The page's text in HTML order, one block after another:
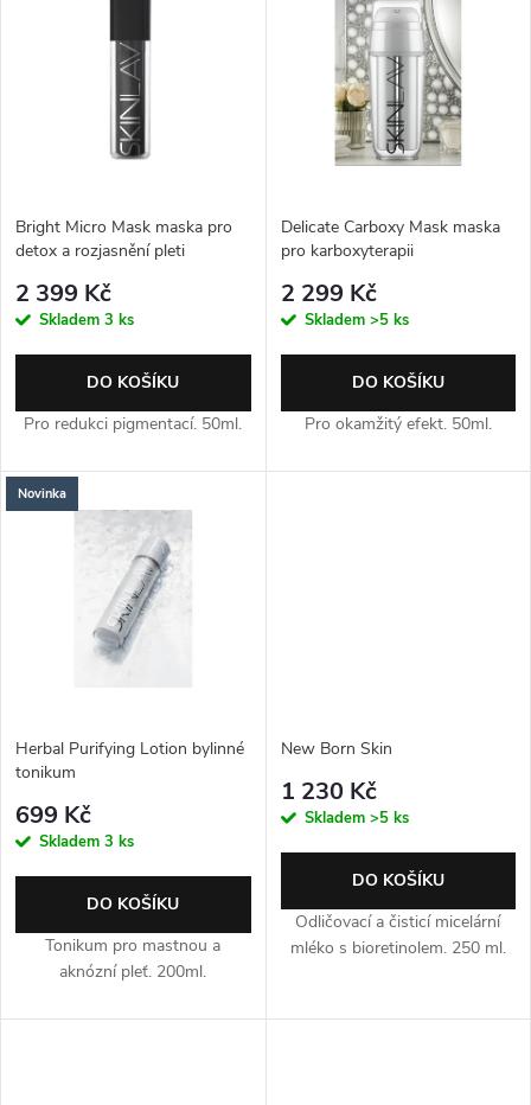
Bright Micro Mask maska pro
detox a rozjasnění pleti
2 399 Kč
Skladem 3 ks
DO KOŠÍKU
Pro redukci pigmentací. 50ml.
Delicate Carboxy Mask maska
pro karboxyterapii
2 299 Kč
Skladem >5 ks
DO KOŠÍKU
Pro okamžitý efekt. 50ml.
Novinka
Herbal Purifying Lotion bylinné
tonikum
699 Kč
Skladem 3 ks
DO KOŠÍKU
Tonikum pro mastnou a
aknózní pleť. 200ml.
New Born Skin
1 230 Kč
Skladem >5 ks
DO KOŠÍKU
Odličovací a čisticí micelární
mléko s bioretinolem. 250 ml.